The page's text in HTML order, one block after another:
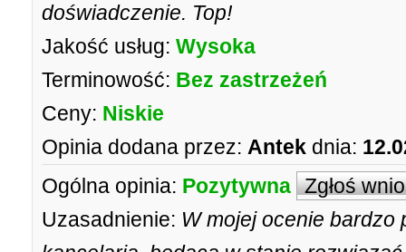
doświadczenie. Top!
Jakość usług: Wysoka
Terminowość: Bez zastrzeżeń
Ceny: Niskie
Opinia dodana przez: Antek dnia:
Ogólna opinia: Pozytywna Zgłoś
Uzasadnienie: W mojej ocenie bardzo